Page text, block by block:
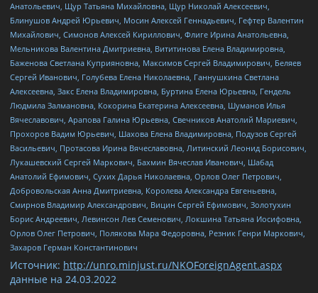
Анатольевич, Щур Татьяна Михайловна, Щур Николай Алексеевич,
Блинушов Андрей Юрьевич, Мосин Алексей Геннадьевич, Гефтер Валентин
Михайлович, Симонов Алексей Кириллович, Флиге Ирина Анатольевна,
Мельникова Валентина Дмитриевна, Вититинова Елена Владимировна,
Баженова Светлана Куприяновна, Максимов Сергей Владимирович, Беляев
Сергей Иванович, Голубева Елена Николаевна, Ганнушкина Светлана
Алексеевна, Закс Елена Владимировна, Буртина Елена Юрьевна, Гендель
Людмила Залмановна, Кокорина Екатерина Алексеевна, Шуманов Илья
Вячеславович, Арапова Галина Юрьевна, Свечников Анатолий Мариевич,
Прохоров Вадим Юрьевич, Шахова Елена Владимировна, Подузов Сергей
Васильевич, Протасова Ирина Вячеславовна, Литинский Леонид Борисович,
Лукашевский Сергей Маркович, Бахмин Вячеслав Иванович, Шабад
Анатолий Ефимович, Сухих Дарья Николаевна, Орлов Олег Петрович,
Добровольская Анна Дмитриевна, Королева Александра Евгеньевна,
Смирнов Владимир Александрович, Вицин Сергей Ефимович, Золотухин
Борис Андреевич, Левинсон Лев Семенович, Локшина Татьяна Иосифовна,
Орлов Олег Петрович, Полякова Мара Федоровна, Резник Генри Маркович,
Захаров Герман Константинович
Источник: http://unro.minjust.ru/NKOForeignAgent.aspx
данные на 24.03.2022